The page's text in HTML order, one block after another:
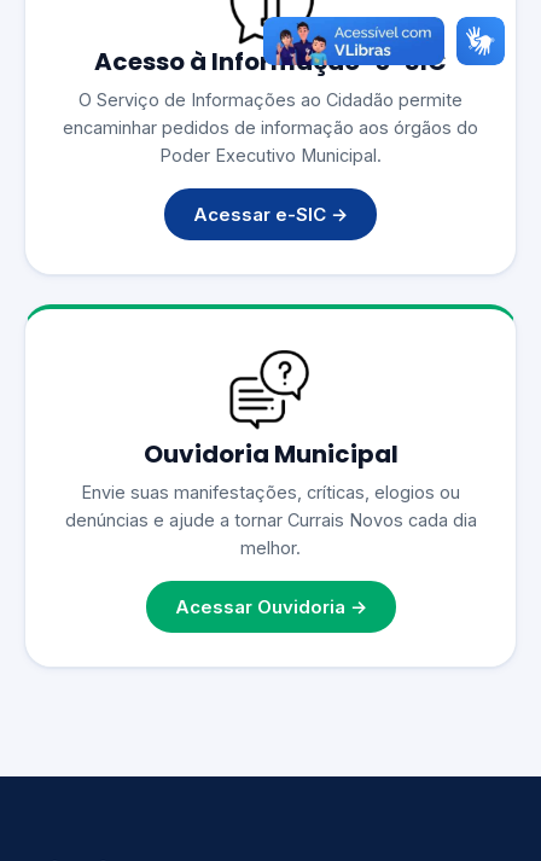
Acesso à Informação · e-SIC
O Serviço de Informações ao Cidadão permite
encaminhar pedidos de informação aos órgãos do
Poder Executivo Municipal.
Acessar e-SIC →
Ouvidoria Municipal
Envie suas manifestações, críticas, elogios ou
denúncias e ajude a tornar Currais Novos cada dia
melhor.
Acessar Ouvidoria →